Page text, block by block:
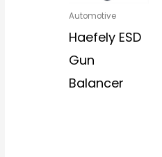
Automotive
Haefely ESD
Gun
Balancer